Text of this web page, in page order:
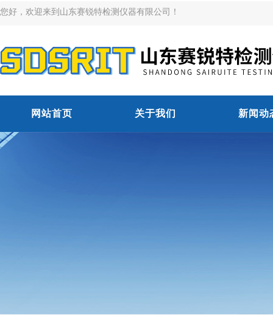
您好，欢迎来到山东赛锐特检测仪器有限公司！
网站首页 关于我们 新闻动